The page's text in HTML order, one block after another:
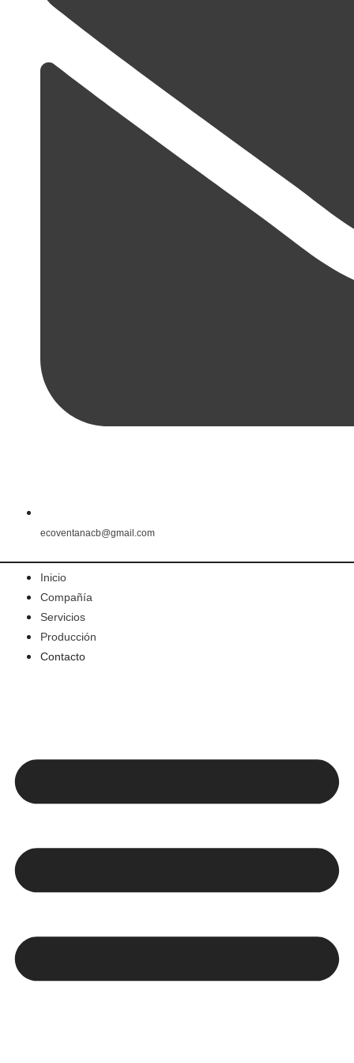
ecoventanacb@gmail.com
Inicio
Compañía
Servicios
Producción
Contacto